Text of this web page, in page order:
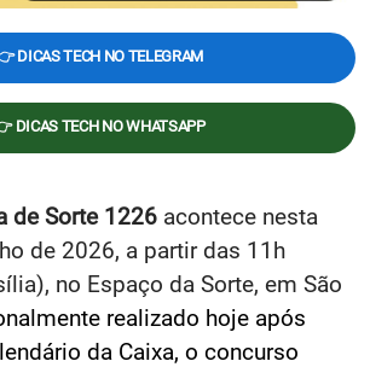
DICAS TECH NO TELEGRAM
DICAS TECH NO WHATSAPP
de Sorte 1226 acontece nesta
de 2026, a partir das 11h
no Espaço da Sorte, em São
realizado hoje após
da Caixa, o concurso